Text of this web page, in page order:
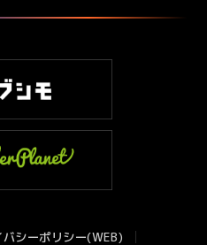
バシーポリシー(WEB)